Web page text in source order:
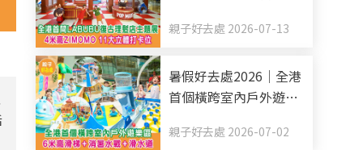
ZIMOMO 11大立體打卡
親子好去處 2026-07-13
暑假好去處2026｜全港
首個橫跨室內戶外遊樂
+滑水道
親子好去處 2026-07-02